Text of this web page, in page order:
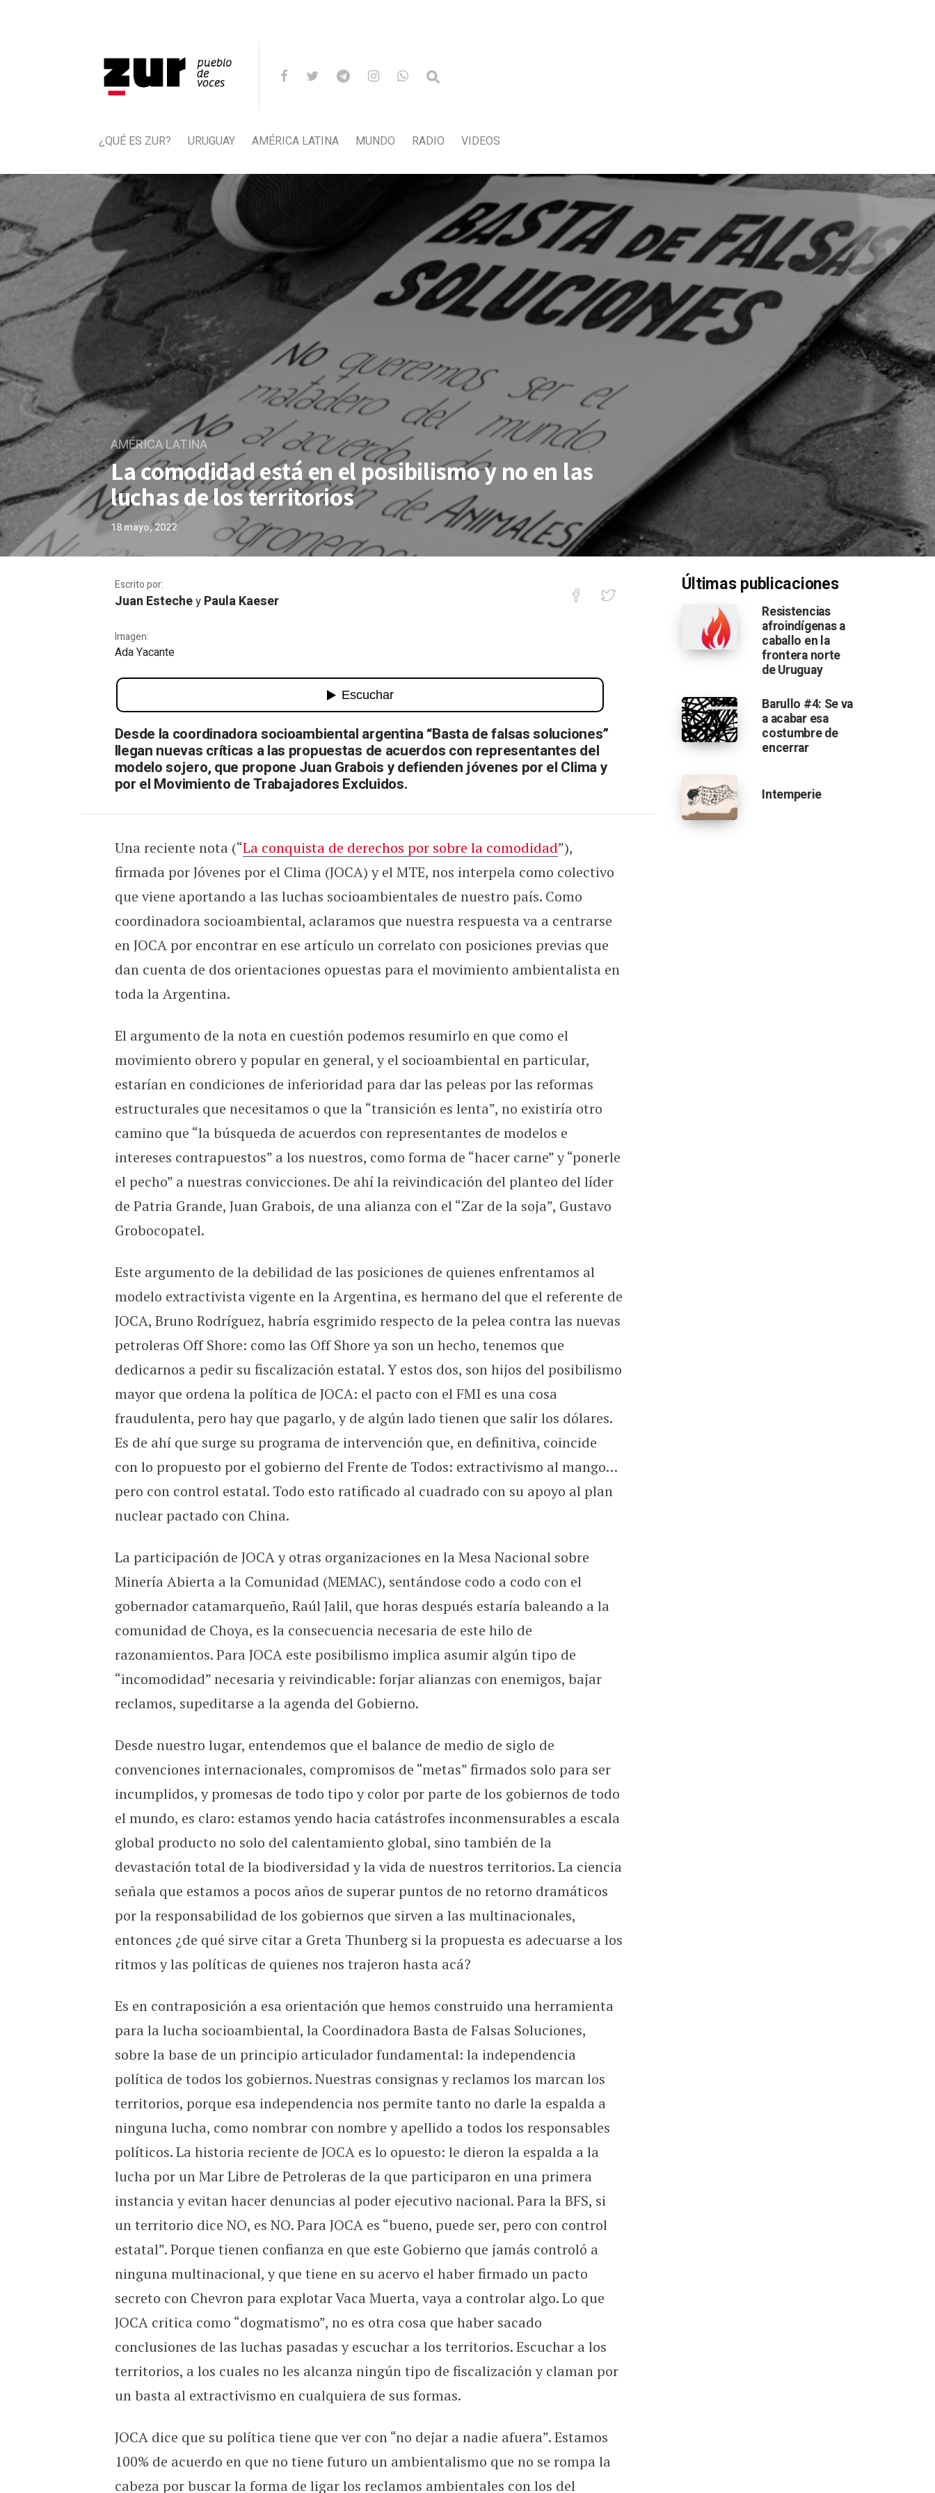
¿QUÉ ES ZUR? URUGUAY AMÉRICA LATINA MUNDO RADIO VIDEOS
AMÉRICA LATINA
La comodidad está en el posibilismo y no en las
luchas de los territorios
18 mayo, 2022
Escrito por:
Juan Estechey Paula Kaeser
Imagen:
Ada Yacante
La comodidad está en el posibilismo y no en las luchas de los territorios
Desde la coordinadora socioambiental argentina “Basta de falsas soluciones”
llegan nuevas críticas a las propuestas de acuerdos con representantes del
modelo sojero, que propone Juan Grabois y defienden jóvenes por el Clima y
por el Movimiento de Trabajadores Excluidos.
Una reciente nota (“La conquista de derechos por sobre la comodidad”),
firmada por Jóvenes por el Clima (JOCA) y el MTE, nos interpela como colectivo
que viene aportando a las luchas socioambientales de nuestro país. Como
coordinadora socioambiental, aclaramos que nuestra respuesta va a centrarse
en JOCA por encontrar en ese artículo un correlato con posiciones previas que
dan cuenta de dos orientaciones opuestas para el movimiento ambientalista en
toda la Argentina.
El argumento de la nota en cuestión podemos resumirlo en que como el
movimiento obrero y popular en general, y el socioambiental en particular,
estarían en condiciones de inferioridad para dar las peleas por las reformas
estructurales que necesitamos o que la “transición es lenta”, no existiría otro
camino que “la búsqueda de acuerdos con representantes de modelos e
intereses contrapuestos” a los nuestros, como forma de “hacer carne” y “ponerle
el pecho” a nuestras convicciones. De ahí la reivindicación del planteo del líder
de Patria Grande, Juan Grabois, de una alianza con el “Zar de la soja”, Gustavo
Grobocopatel.
Este argumento de la debilidad de las posiciones de quienes enfrentamos al
modelo extractivista vigente en la Argentina, es hermano del que el referente de
JOCA, Bruno Rodríguez, habría esgrimido respecto de la pelea contra las nuevas
petroleras Off Shore: como las Off Shore ya son un hecho, tenemos que
dedicarnos a pedir su fiscalización estatal. Y estos dos, son hijos del posibilismo
mayor que ordena la política de JOCA: el pacto con el FMI es una cosa
fraudulenta, pero hay que pagarlo, y de algún lado tienen que salir los dólares.
Es de ahí que surge su programa de intervención que, en definitiva, coincide
con lo propuesto por el gobierno del Frente de Todos: extractivismo al mango…
pero con control estatal. Todo esto ratificado al cuadrado con su apoyo al plan
nuclear pactado con China.
La participación de JOCA y otras organizaciones en la Mesa Nacional sobre
Minería Abierta a la Comunidad (MEMAC), sentándose codo a codo con el
gobernador catamarqueño, Raúl Jalil, que horas después estaría baleando a la
comunidad de Choya, es la consecuencia necesaria de este hilo de
razonamientos. Para JOCA este posibilismo implica asumir algún tipo de
“incomodidad” necesaria y reivindicable: forjar alianzas con enemigos, bajar
reclamos, supeditarse a la agenda del Gobierno.
Desde nuestro lugar, entendemos que el balance de medio de siglo de
convenciones internacionales, compromisos de “metas” firmados solo para ser
incumplidos, y promesas de todo tipo y color por parte de los gobiernos de todo
el mundo, es claro: estamos yendo hacia catástrofes inconmensurables a escala
global producto no solo del calentamiento global, sino también de la
devastación total de la biodiversidad y la vida de nuestros territorios. La ciencia
señala que estamos a pocos años de superar puntos de no retorno dramáticos
por la responsabilidad de los gobiernos que sirven a las multinacionales,
entonces ¿de qué sirve citar a Greta Thunberg si la propuesta es adecuarse a los
ritmos y las políticas de quienes nos trajeron hasta acá?
Es en contraposición a esa orientación que hemos construido una herramienta
para la lucha socioambiental, la Coordinadora Basta de Falsas Soluciones,
sobre la base de un principio articulador fundamental: la independencia
política de todos los gobiernos. Nuestras consignas y reclamos los marcan los
territorios, porque esa independencia nos permite tanto no darle la espalda a
ninguna lucha, como nombrar con nombre y apellido a todos los responsables
políticos. La historia reciente de JOCA es lo opuesto: le dieron la espalda a la
lucha por un Mar Libre de Petroleras de la que participaron en una primera
instancia y evitan hacer denuncias al poder ejecutivo nacional. Para la BFS, si
un territorio dice NO, es NO. Para JOCA es “bueno, puede ser, pero con control
estatal”. Porque tienen confianza en que este Gobierno que jamás controló a
ninguna multinacional, y que tiene en su acervo el haber firmado un pacto
secreto con Chevron para explotar Vaca Muerta, vaya a controlar algo. Lo que
JOCA critica como “dogmatismo”, no es otra cosa que haber sacado
conclusiones de las luchas pasadas y escuchar a los territorios. Escuchar a los
territorios, a los cuales no les alcanza ningún tipo de fiscalización y claman por
un basta al extractivismo en cualquiera de sus formas.
JOCA dice que su política tiene que ver con “no dejar a nadie afuera”. Estamos
100% de acuerdo en que no tiene futuro un ambientalismo que no se rompa la
cabeza por buscar la forma de ligar los reclamos ambientales con los del
Últimas publicaciones
Resistencias
afroindígenas a
caballo en la
frontera norte
de Uruguay
Barullo #4: Se va
a acabar esa
costumbre de
encerrar
Intemperie